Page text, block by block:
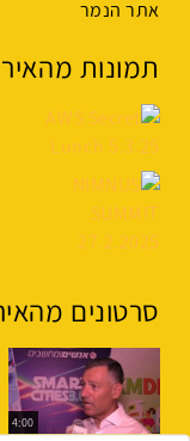
אתר הנמר
תמונות
סרטונים
4:00